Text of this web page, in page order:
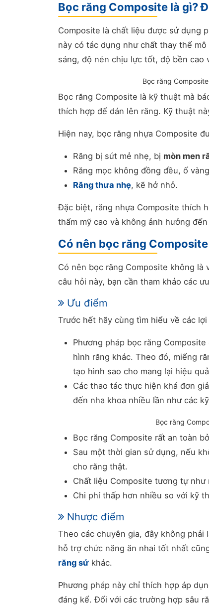
Bọc răng Composite là gì?
Composite là chất liệu được sử dụng
này có tác dụng như chất thay thế
sáng, độ nén chịu lực tốt, độ bền cao
Bọc răng
Bọc răng Composite là kỹ thuật mà
thích hợp để dán lên răng. Kỹ thuật
Hiện nay, bọc răng nhựa Composite
Răng bị sứt mẻ nhẹ, bị mòn men
Răng mọc không đồng đều, ố
Răng thưa nhẹ, kẽ hở nhỏ.
Đặc biệt, răng nhựa Composite thích
thẩm mỹ cao và không ảnh hưởng
Có nên bọc răng
Có nên bọc răng Composite không là
câu hỏi này, bạn cần tham khảo các
Ưu điểm
Trước hết hãy cùng tìm hiểu về các lợi
Phương pháp bọc răng
hình răng khác. Theo đó, miếng
tạo hình sao cho mang lại hiệu
Các thao tác thực hiện khá đơn
đến nha khoa nhiều lần như các
Bọc răng
Bọc răng Composite rất an toàn
Sau một thời gian sử dụng, nếu
cho răng thật.
Chất liệu Composite tương tự như
Chi phí thấp hơn nhiều so với kỹ
Nhược điểm
Theo các chuyên gia, đây không
hỗ trợ chức năng ăn nhai tốt nhất
răng sứ khác.
Phương pháp này chỉ thích hợp áp
đáng kể. Đối với các trường hợp sâu